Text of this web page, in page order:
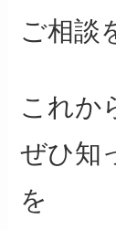
ご相談
これか
ぜひ知
を